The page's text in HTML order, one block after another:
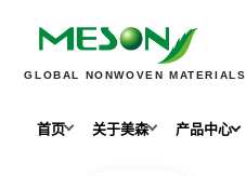
GLOBAL NONWOVEN MATERIALS
首页 关于美森 产品中心